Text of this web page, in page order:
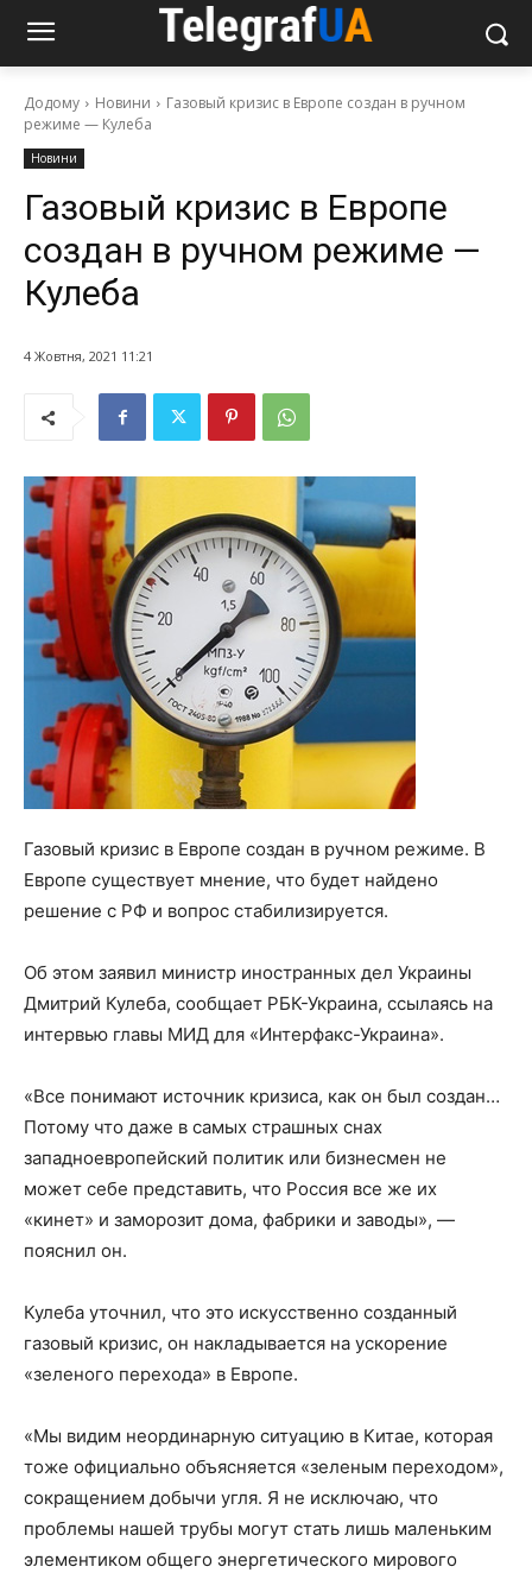
Додому Новини
Газовый кризис в Европе создан в ручном
режиме — Кулеба
Новини
Газовый кризис в Европе
создан в ручном режиме —
Кулеба
4 Жовтня, 2021 11:21
Газовый кризис в Европе создан в ручном режиме. В
Европе существует мнение, что будет найдено
решение с РФ и вопрос стабилизируется.
Об этом заявил министр иностранных дел Украины
Дмитрий Кулеба, сообщает РБК-Украина, ссылаясь на
интервью главы МИД для «Интерфакс-Украина».
«Все понимают источник кризиса, как он был создан…
Потому что даже в самых страшных снах
западноевропейский политик или бизнесмен не
может себе представить, что Россия все же их
«кинет» и заморозит дома, фабрики и заводы», —
пояснил он.
Кулеба уточнил, что это искусственно созданный
газовый кризис, он накладывается на ускорение
«зеленого перехода» в Европе.
«Мы видим неординарную ситуацию в Китае, которая
тоже официально объясняется «зеленым переходом»,
сокращением добычи угля. Я не исключаю, что
проблемы нашей трубы могут стать лишь маленьким
элементиком общего энергетического мирового